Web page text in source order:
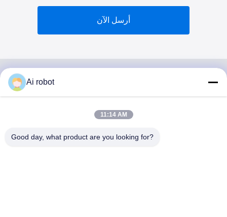
أرسل الآن
VIVI DENTAI
Ai robot
11:14 AM
Good day, what product are you looking for?